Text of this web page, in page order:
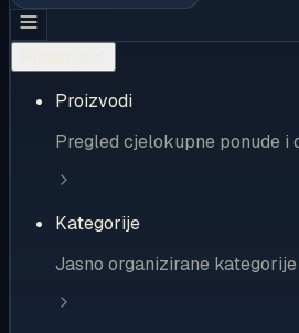
Proizvodi
Pregled cjelokupne ponude i
Kategorije
Jasno organizirane